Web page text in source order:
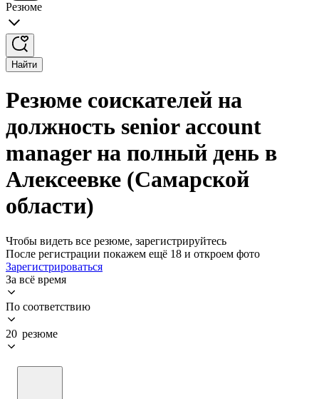
Резюме
Найти
Резюме соискателей на
должность senior account
manager на полный день в
Алексеевке (Самарской
области)
Чтобы видеть все резюме, зарегистрируйтесь
После регистрации покажем ещё 18 и откроем фото
Зарегистрироваться
За всё время
По соответствию
20 резюме